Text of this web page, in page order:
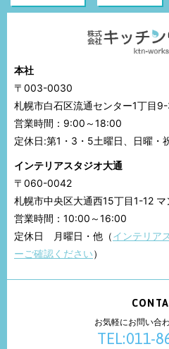
本社
〒003-0030
札幌市白石区流通センター1丁目9-
営業時間：9:00～18:00
定休日:第1・3・5土曜日、日曜・
インテリアスタジオ大通
〒060-0042
札幌市中央区大通西15丁目1-12 マ
営業時間：10:00～16:00
定休日 月曜日・他（インテリア
ーご確認ください）
お気軽にお問い合
TEL:011-